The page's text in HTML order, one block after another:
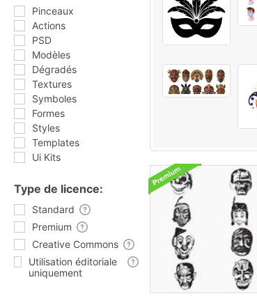
Pinceaux
Actions
PSD
Modèles
Dégradés
Textures
Symboles
Formes
Styles
Templates
Ui Kits
Type de licence:
Standard
Premium
Creative Commons
Utilisation éditoriale
uniquement